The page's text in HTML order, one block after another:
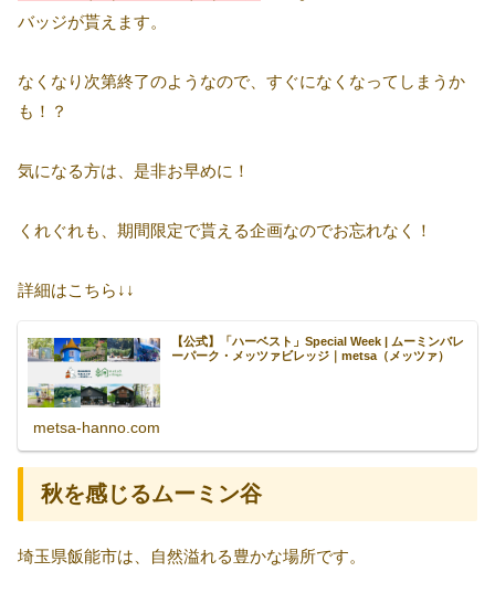
バッジが貰えます。
なくなり次第終了のようなので、すぐになくなってしまうか
も！？
気になる方は、是非お早めに！
くれぐれも、期間限定で貰える企画なのでお忘れなく！
詳細はこちら↓↓
【公式】「ハーベスト」Special Week | ムーミンバレ
ーパーク・メッツァビレッジ｜metsa（メッツァ）
metsa-hanno.com
秋を感じるムーミン谷
埼玉県飯能市は、自然溢れる豊かな場所です。